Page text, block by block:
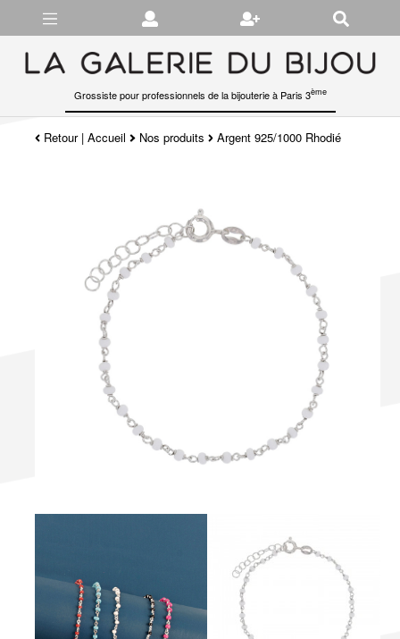
Grossiste pour professionnels de la bijouterie à Paris 3ème
Retour|Accueil Nos produits Argent 925/1000 Rhodié
Gérer les préférences en matière de cookies